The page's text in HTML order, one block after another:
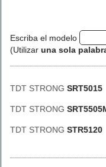
Escriba el modelo
(Utilizar una sola
TDT STRONG SRT5015
TDT STRONG
TDT STRONG STR5120